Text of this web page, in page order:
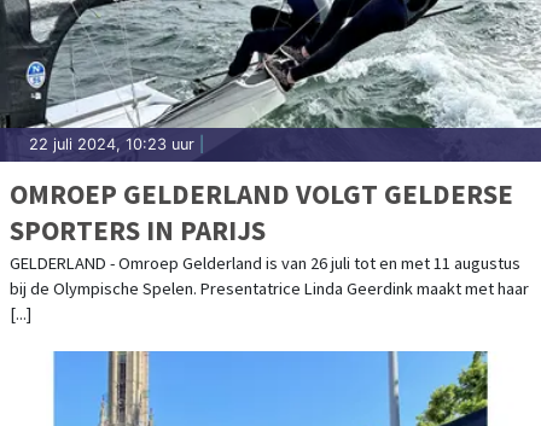
22 juli 2024, 10:23 uur
OMROEP GELDERLAND VOLGT GELDERSE
SPORTERS IN PARIJS
GELDERLAND - Omroep Gelderland is van 26 juli tot en met 11 augustus
bij de Olympische Spelen. Presentatrice Linda Geerdink maakt met haar
[...]